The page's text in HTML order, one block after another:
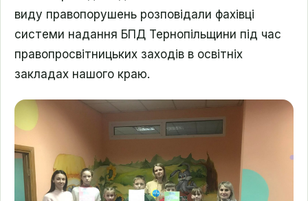
виду правопорушень розповідали фахівці
системи надання БПД Тернопільщини під час
правопросвітницьких заходів в освітніх
закладах нашого краю.